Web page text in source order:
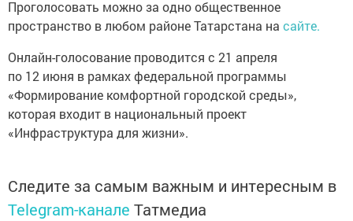
Проголосовать можно за одно общественное
пространство в любом районе Татарстана на сайте.
Онлайн-голосование проводится с 21 апреля
по 12 июня в рамках федеральной программы
«Формирование комфортной городской среды»,
которая входит в национальный проект
«Инфраструктура для жизни».
Следите за самым важным и интересным в
Telegram-канале Татмедиа